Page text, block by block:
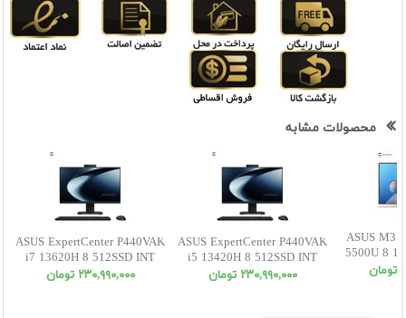
محصولات مشابه
ASUS ExpertCenter P440VAK
i7 13620H 8 512SSD INT
FHD Non Touch
٢٣٠,٩٩٠,٠٠٠ تومان
ASUS ExpertCenter P440VAK
i5 13420H 8 512SSD INT
FHD Non Touch
٢٣٠,٩٩٠,٠٠٠ تومان
ASUS
5500U 8 1